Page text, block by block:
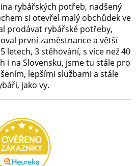
rybářských potřeb, nadšený
si otevřel malý obchůdek ve
prodávat rybářské potřeby,
první zaměstnance a větší
letech, 3 stěhování, s více než 40
i na Slovensku, jsme tu stále pro
lepšími službami a stále
jako vy.